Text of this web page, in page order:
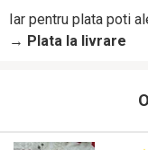
Iar pentru plata poti
→ Plata la livrare